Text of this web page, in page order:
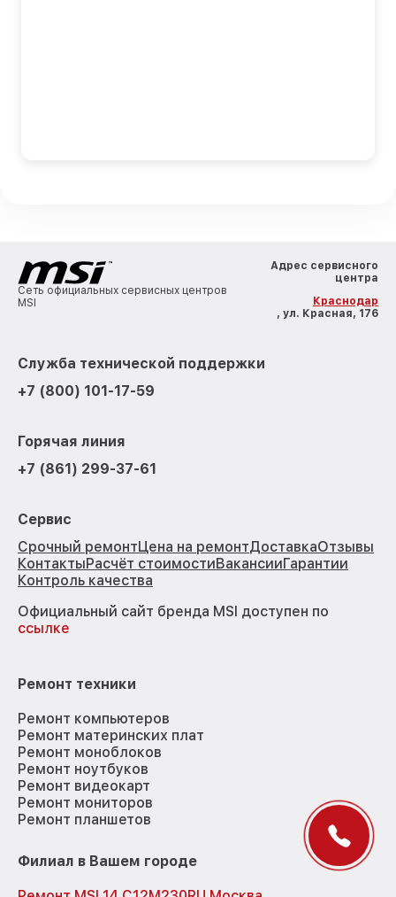
Сеть официальных сервисных центров
MSI
Адрес сервисного
центра
Краснодар
, ул. Красная, 176
Служба технической поддержки
+7 (800) 101-17-59
Горячая линия
+7 (861) 299-37-61
Сервис
Срочный ремонтЦена на ремонтДоставкаОтзывы
КонтактыРасчёт стоимостиВакансииГарантии
Контроль качества
Официальный сайт бренда MSI доступен по
ссылке
Ремонт техники
Ремонт компьютеров
Ремонт материнских плат
Ремонт моноблоков
Ремонт ноутбуков
Ремонт видеокарт
Ремонт мониторов
Ремонт планшетов
Филиал в Вашем городе